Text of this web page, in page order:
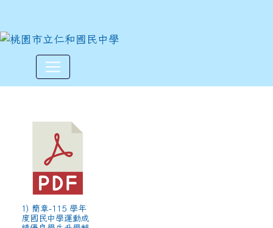
1) 簡章-115 學年
度國民中學運動成